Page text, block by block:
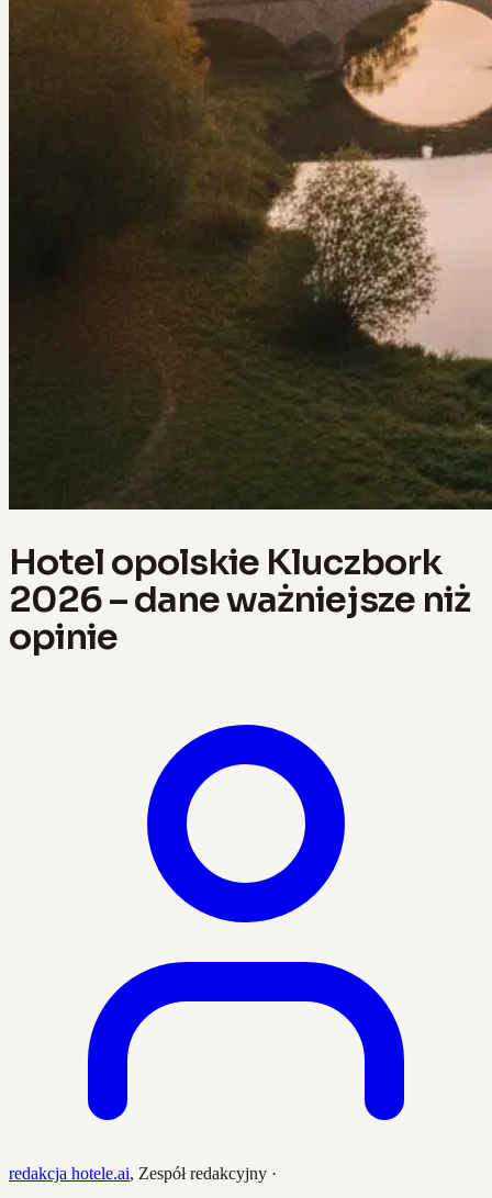
Hotel opolskie Kluczbork
2026 – dane ważniejsze niż
opinie
redakcja hotele.ai, Zespół redakcyjny ·